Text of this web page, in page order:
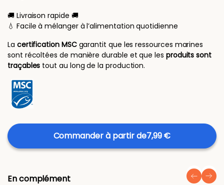
🚚 Livraison rapide 🚚
💧 Facile à mélanger à l’alimentation quotidienne
La certification MSCgarantit que les ressources marines
sont récoltées de manière durable et que les produits sont
traçables tout au long de la production.
Commander à partir de7,99 €
En complément